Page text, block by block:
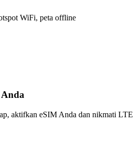
WiFi, peta offline
aktifkan eSIM Anda dan nikmati LTE